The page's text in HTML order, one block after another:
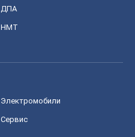
ДПА
НМТ
Электромобили
Сервис